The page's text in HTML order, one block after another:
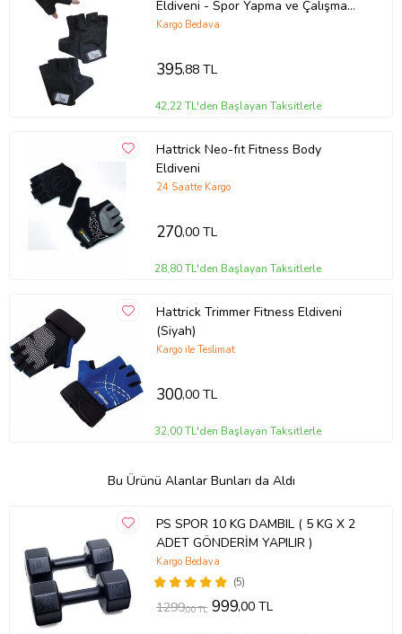
Eldiveni - Spor Yapma ve Çalışma
Kargo Bedava
395,88 TL
42,22 TL'den Başlayan Taksitlerle
Hattrick Neo-fıt Fitness Body
Eldiveni
24 Saatte Kargo
270,00 TL
28,80 TL'den Başlayan Taksitlerle
Hattrick Trimmer Fitness Eldiveni
(Siyah)
Kargo ile Teslimat
300,00 TL
32,00 TL'den Başlayan Taksitlerle
Bu Ürünü Alanlar Bunları da Aldı
PS SPOR 10 KG DAMBIL ( 5 KG X 2
ADET GÖNDERİM YAPILIR )
(5)
Kargo Bedava
1299,00 TL 999,00 TL